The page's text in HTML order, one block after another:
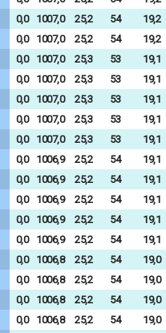
0,0 1007,0 25,2 54
19,2
0,0 1007,0 25,2 54
19,2
0,0 1007,0 25,3 53
19,1
0,0 1007,0 25,3 53
19,1
0,0 1007,0 25,3 53
19,1
0,0 1007,0 25,3 53
19,1
0,0 1007,0 25,3 53
19,1
0,0 1006,9 25,2 54
19,1
0,0 1006,9 25,2 54
19,1
0,0 1006,9 25,2 54
19,1
0,0 1006,9 25,2 54
19,1
0,0 1006,9 25,2 54
19,1
0,0 1006,8 25,2 54
19,0
0,0 1006,8 25,2 54
19,0
0,0 1006,8 25,2 54
19,0
0,0 1006,8 25,2 54
19,0